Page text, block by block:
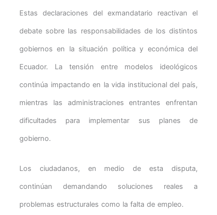
Estas declaraciones del exmandatario reactivan el
debate sobre las responsabilidades de los distintos
gobiernos en la situación política y económica del
Ecuador. La tensión entre modelos ideológicos
continúa impactando en la vida institucional del país,
mientras las administraciones entrantes enfrentan
dificultades para implementar sus planes de
gobierno.
Los ciudadanos, en medio de esta disputa,
continúan demandando soluciones reales a
problemas estructurales como la falta de empleo.